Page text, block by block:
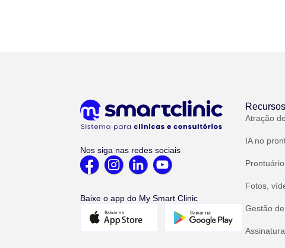
Nos siga nas redes sociais
Baixe o app do My Smart Clinic
Recursos
Atração
IA no
Fotos,
Gestão